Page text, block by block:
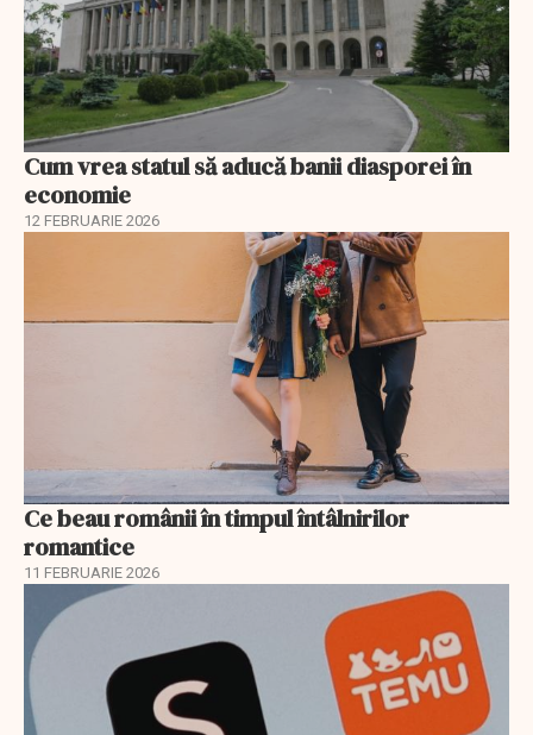
Cum vrea statul să aducă banii diasporei în
economie
12 FEBRUARIE 2026
Ce beau românii în timpul întâlnirilor
romantice
11 FEBRUARIE 2026